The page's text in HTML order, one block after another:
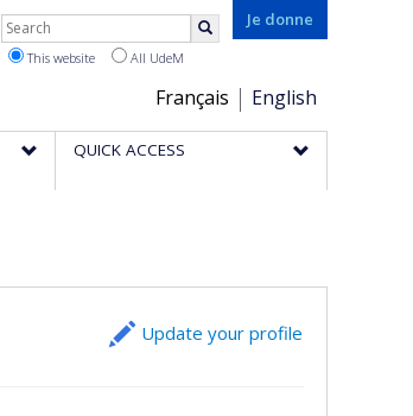
Je donne
Choix
de
la
Français English
Rechercher
This website All UdeM
QUICK ACCESS
Update your profile